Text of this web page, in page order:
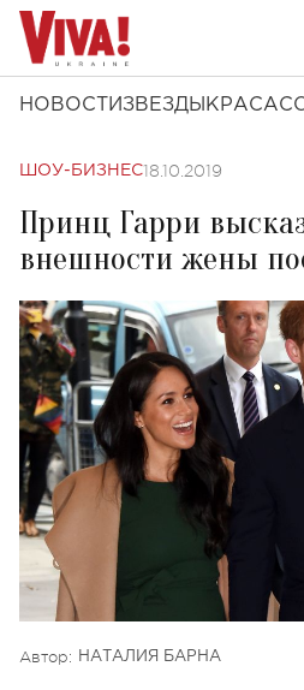
НОВОСТИ ЗВЕЗДЫ КРАСА
ШОУ-БИЗНЕС18.10.2019
Принц Гарри
внешности жены
Автор: НАТАЛИЯ БАРНА